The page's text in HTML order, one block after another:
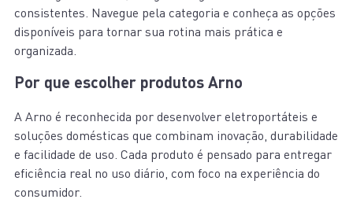
consistentes. Navegue pela categoria e conheça as opções
disponíveis para tornar sua rotina mais prática e
organizada.
Por que escolher produtos Arno
A Arno é reconhecida por desenvolver eletroportáteis e
soluções domésticas que combinam inovação, durabilidade
e facilidade de uso. Cada produto é pensado para entregar
eficiência real no uso diário, com foco na experiência do
consumidor.